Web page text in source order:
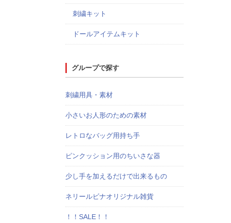
刺繍キット
ドールアイテムキット
グループで探す
刺繍用具・素材
小さいお人形のための素材
レトロなバッグ用持ち手
ピンクッション用のちいさな器
少し手を加えるだけで出来るもの
ネリールビナオリジナル雑貨
！！SALE！！